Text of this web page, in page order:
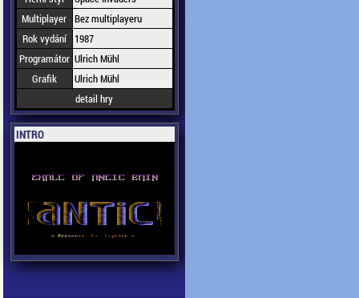
Multiplayer Bez multiplayeru
Rok vydání
1987
Programátor Ulrich Mühl
Grafik
Ulrich Mühl
detail hry
INTRO